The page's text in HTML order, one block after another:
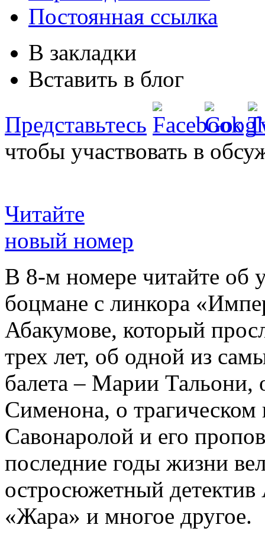
Постоянная ссылка
В закладки
Вставить в блог
Представьтесь
чтобы участвовать в
Читайте
новый номер
В 8-м номере читайте об
боцмане с линкора
Абакумове, который
трех лет, об одной из
балета – Марии
Сименона, о трагическом
Савонаролой и его
последние годы жизни
остросюжетный детектив
«Жара» и многое другое.